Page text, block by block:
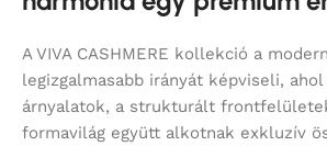
A VIVA CASHMERE kollekció a
legizgalmasabb irányát képviseli,
árnyalatok, a strukturált
formavilág együtt alkotnak exkluzív